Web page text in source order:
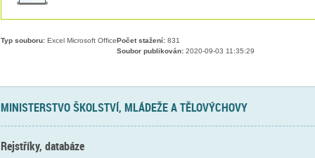
Typ souboru:Excel Microsoft Office Počet stažení:831
Soubor publikován:2020-09-03 11:35:29
MINISTERSTVO ŠKOLSTVÍ, MLÁDEŽE A TĚLOVÝCHOVY
Rejstříky, databáze